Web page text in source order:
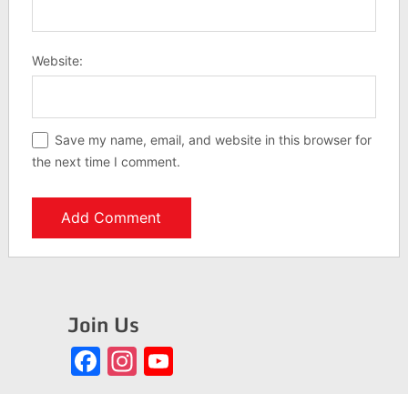
Website:
Save my name, email, and website in this browser for
the next time I comment.
Join Us
Facebook
Instagram
YouTube